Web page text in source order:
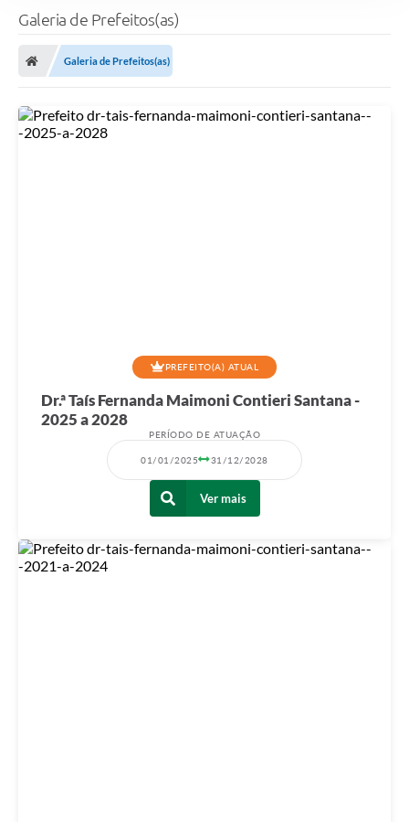
Galeria de Prefeitos(as)
Galeria de Prefeitos(as)
PREFEITO(A) ATUAL
Dr.ª Taís Fernanda Maimoni Contieri Santana -
2025 a 2028
PERÍODO DE ATUAÇÃO
01/01/2025 31/12/2028
Ver mais